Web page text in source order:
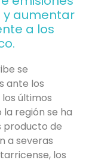
y aumentar
a los
se
ante los
últimos
región se ha
producto de
a severas
los